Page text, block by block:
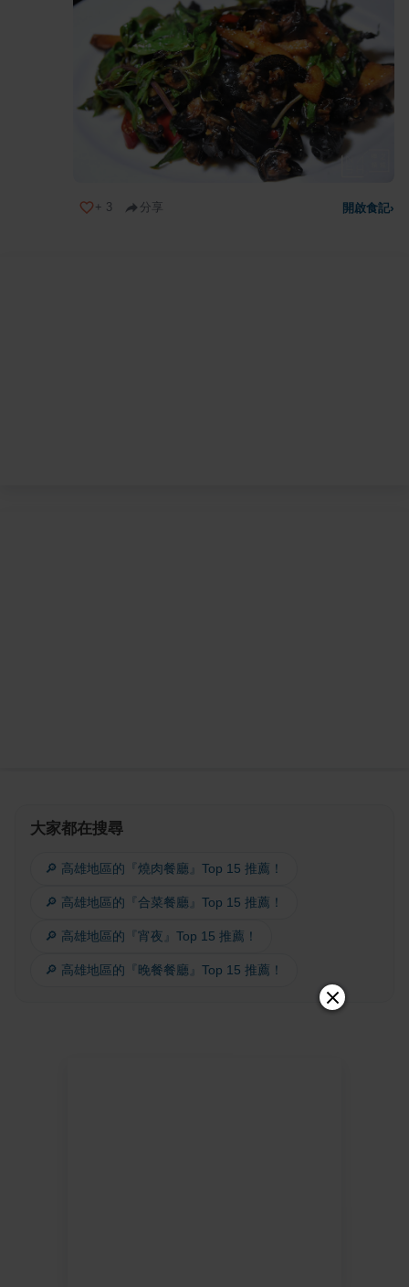
+ 3 分享 開啟食記›
大家都在搜尋
🔎 高雄地區的『燒肉餐廳』Top 15 推薦！
🔎 高雄地區的『合菜餐廳』Top 15 推薦！
🔎 高雄地區的『宵夜』Top 15 推薦！
🔎 高雄地區的『晚餐餐廳』Top 15 推薦！